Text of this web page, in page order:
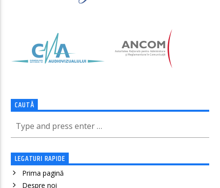
CAUTĂ
LEGATURI RAPIDE
Prima pagină
Despre noi